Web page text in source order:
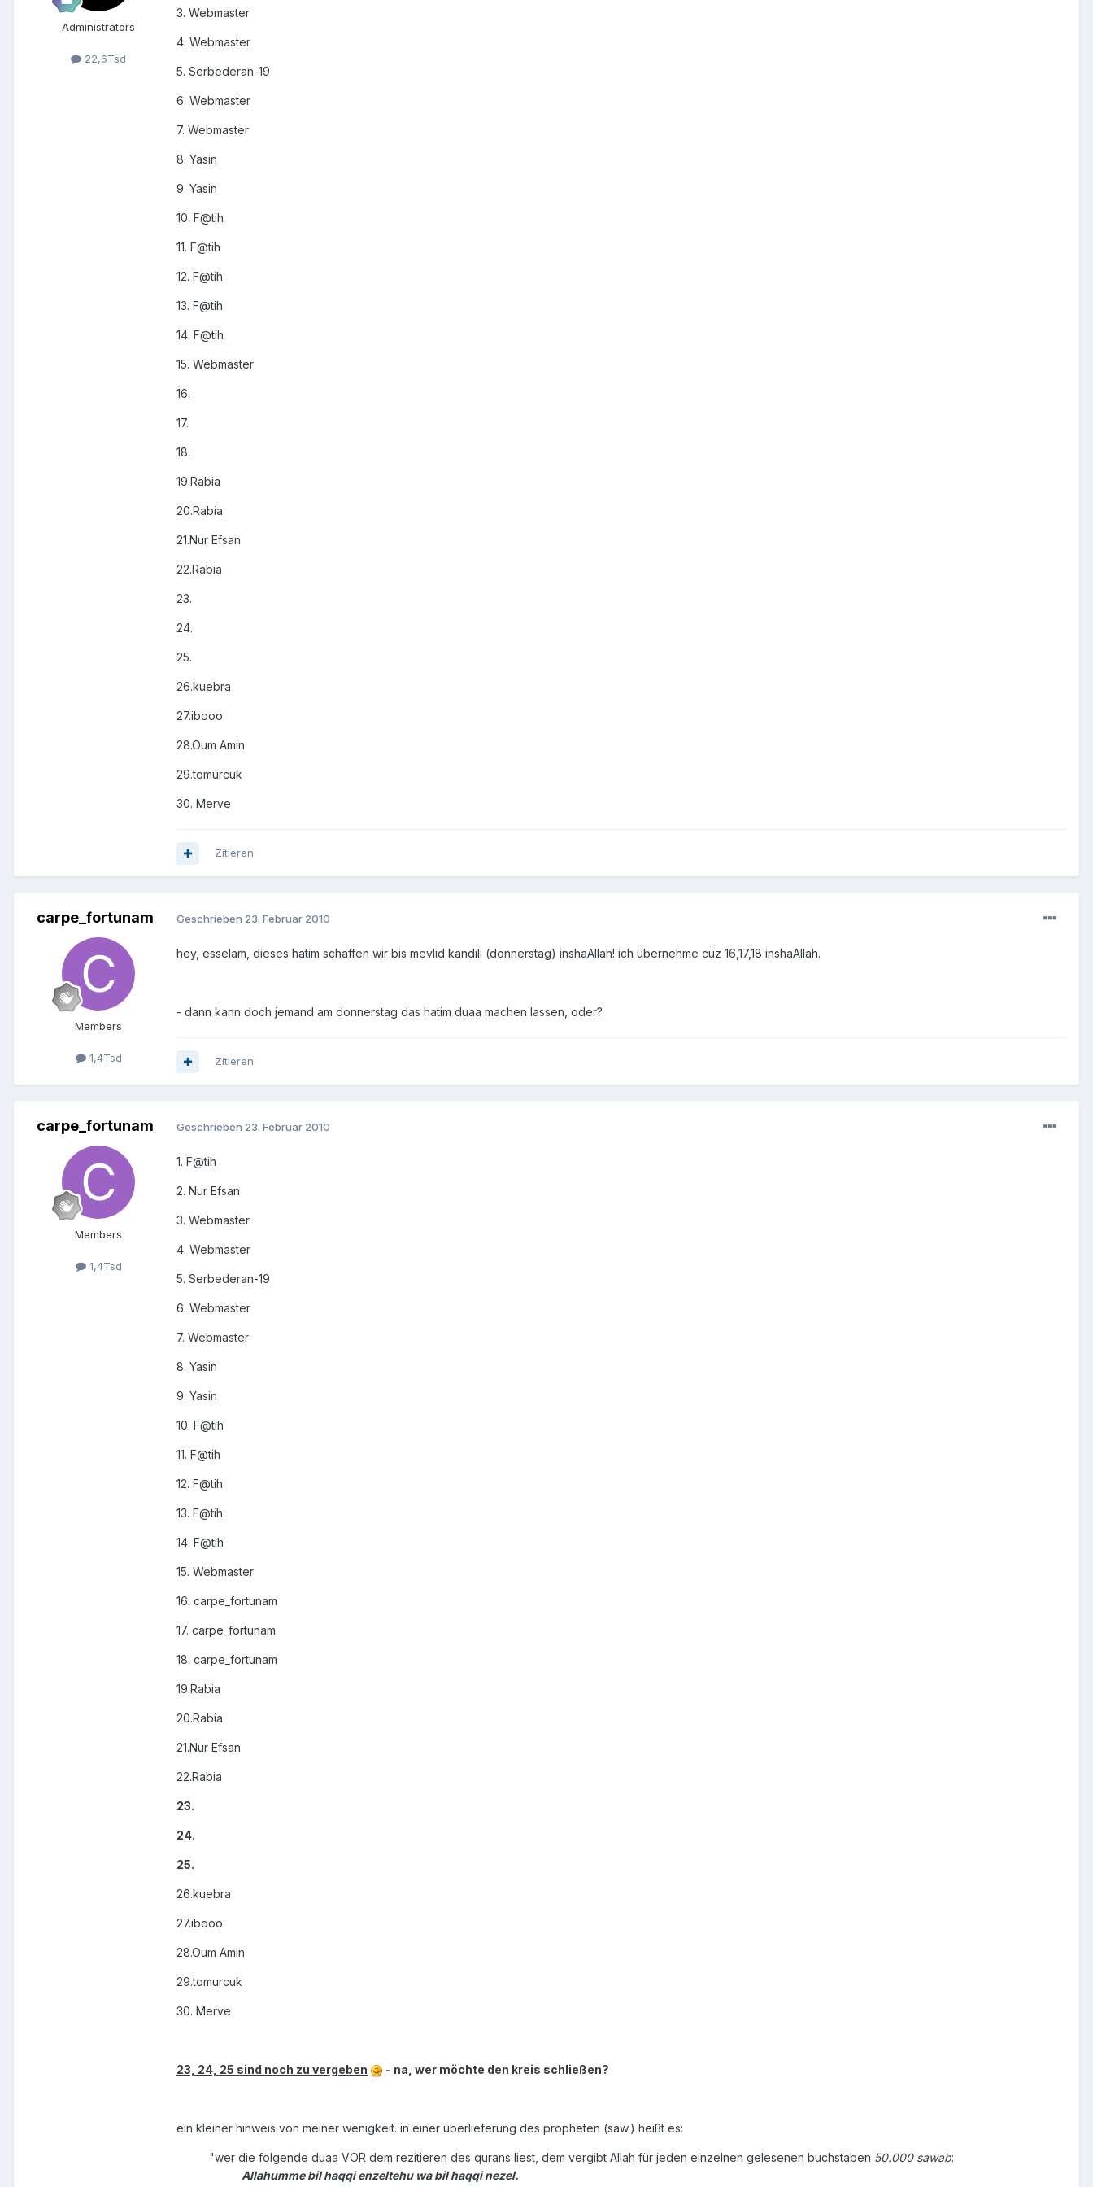
Administrators
22,6Tsd
3. Webmaster
4. Webmaster
5. Serbederan-19
6. Webmaster
7. Webmaster
8. Yasin
9. Yasin
10. F@tih
11. F@tih
12. F@tih
13. F@tih
14. F@tih
15. Webmaster
16.
17.
18.
19.Rabia
20.Rabia
21.Nur Efsan
22.Rabia
23.
24.
25.
26.kuebra
27.ibooo
28.Oum Amin
29.tomurcuk
30. Merve
Zitieren
carpe_fortunam
Members
1,4Tsd
Geschrieben 23. Februar 2010
hey, esselam, dieses hatim schaffen wir bis mevlid kandili (donnerstag) inshaAllah! ich übernehme cüz 16,17,18 inshaAllah.
- dann kann doch jemand am donnerstag das hatim duaa machen lassen, oder?
Zitieren
carpe_fortunam
Members
1,4Tsd
Geschrieben 23. Februar 2010
1. F@tih
2. Nur Efsan
3. Webmaster
4. Webmaster
5. Serbederan-19
6. Webmaster
7. Webmaster
8. Yasin
9. Yasin
10. F@tih
11. F@tih
12. F@tih
13. F@tih
14. F@tih
15. Webmaster
16. carpe_fortunam
17. carpe_fortunam
18. carpe_fortunam
19.Rabia
20.Rabia
21.Nur Efsan
22.Rabia
23.
24.
25.
26.kuebra
27.ibooo
28.Oum Amin
29.tomurcuk
30. Merve
23, 24, 25 sind noch zu vergeben - na, wer möchte den kreis schließen?
ein kleiner hinweis von meiner wenigkeit. in einer überlieferung des propheten (saw.) heißt es:
"wer die folgende duaa VOR dem rezitieren des qurans liest, dem vergibt Allah für jeden einzelnen gelesenen buchstaben 50.000 sawab:
Allahumme bil haqqi enzeltehu wa bil haqqi nezel.